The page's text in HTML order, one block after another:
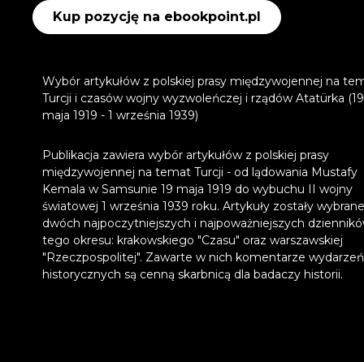
Kup pozycję na ebookpoint.pl
Wybór artykułów z polskiej prasy międzywojennej na
Turcji i czasów wojny wyzwoleńczej i rządów Atatürka (19
maja 1919 - 1 września 1939)
Publikacja zawiera wybór artykułów z polskiej prasy
międzywojennej na temat Turcji - od lądowania Mustafy
Kemala w Samsunie 19 maja 1919 do wybuchu II wojny
światowej 1 września 1939 roku. Artykuły zostały
dwóch najpoczytniejszych i najpoważniejszych
tego okresu: krakowskiego "Czasu" oraz warszawskiej
"Rzeczpospolitej". Zawarte w nich komentarze wydarzeń
historycznych są cenną skarbnicą dla badaczy historii.